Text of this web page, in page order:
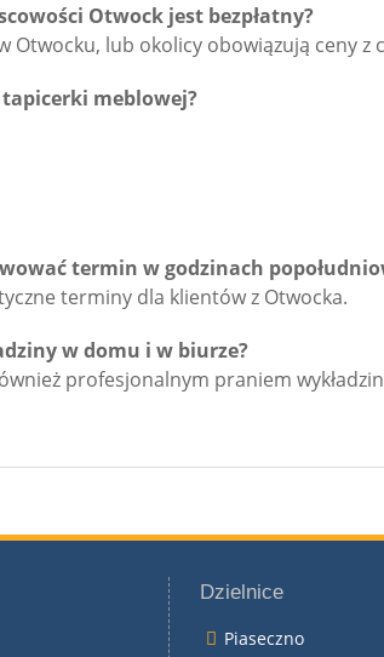
Otwock jest bezpłatny?
Otwocku, lub okolicy obowiązują ceny
meblowej?
termin w godzinach
terminy dla klientów z Otwocka.
w domu i w biurze?
profesjonalnym praniem
Dzielnice
Piaseczno